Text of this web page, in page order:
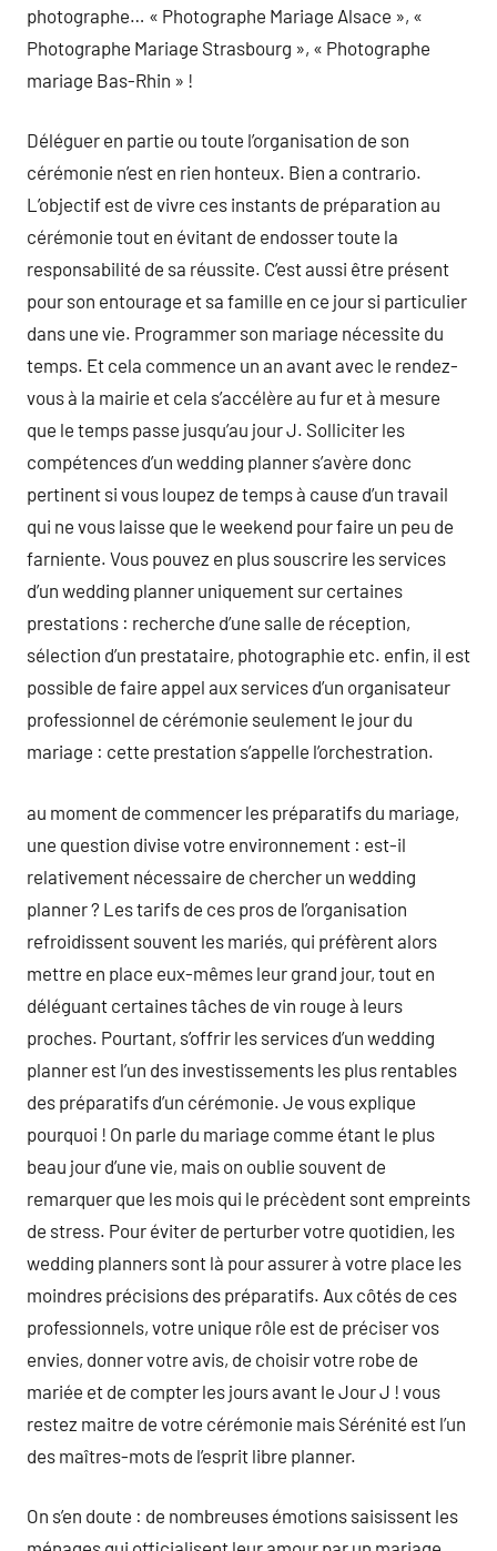
photographe… « Photographe Mariage Alsace », «
Photographe Mariage Strasbourg », « Photographe
mariage Bas-Rhin » !
Déléguer en partie ou toute l’organisation de son
cérémonie n’est en rien honteux. Bien a contrario.
L’objectif est de vivre ces instants de préparation au
cérémonie tout en évitant de endosser toute la
responsabilité de sa réussite. C’est aussi être présent
pour son entourage et sa famille en ce jour si particulier
dans une vie. Programmer son mariage nécessite du
temps. Et cela commence un an avant avec le rendez-
vous à la mairie et cela s’accélère au fur et à mesure
que le temps passe jusqu’au jour J. Solliciter les
compétences d’un wedding planner s’avère donc
pertinent si vous loupez de temps à cause d’un travail
qui ne vous laisse que le weekend pour faire un peu de
farniente. Vous pouvez en plus souscrire les services
d’un wedding planner uniquement sur certaines
prestations : recherche d’une salle de réception,
sélection d’un prestataire, photographie etc. enfin, il est
possible de faire appel aux services d’un organisateur
professionnel de cérémonie seulement le jour du
mariage : cette prestation s’appelle l’orchestration.
au moment de commencer les préparatifs du mariage,
une question divise votre environnement : est-il
relativement nécessaire de chercher un wedding
planner ? Les tarifs de ces pros de l’organisation
refroidissent souvent les mariés, qui préfèrent alors
mettre en place eux-mêmes leur grand jour, tout en
déléguant certaines tâches de vin rouge à leurs
proches. Pourtant, s’offrir les services d’un wedding
planner est l’un des investissements les plus rentables
des préparatifs d’un cérémonie. Je vous explique
pourquoi ! On parle du mariage comme étant le plus
beau jour d’une vie, mais on oublie souvent de
remarquer que les mois qui le précèdent sont empreints
de stress. Pour éviter de perturber votre quotidien, les
wedding planners sont là pour assurer à votre place les
moindres précisions des préparatifs. Aux côtés de ces
professionnels, votre unique rôle est de préciser vos
envies, donner votre avis, de choisir votre robe de
mariée et de compter les jours avant le Jour J ! vous
restez maitre de votre cérémonie mais Sérénité est l’un
des maîtres-mots de l’esprit libre planner.
On s’en doute : de nombreuses émotions saisissent les